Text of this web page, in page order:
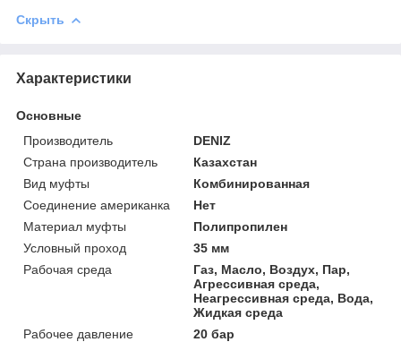
Скрыть
Характеристики
Основные
Производитель
DENIZ
Страна производитель
Казахстан
Вид муфты
Комбинированная
Соединение американка
Нет
Материал муфты
Полипропилен
Условный проход
35 мм
Рабочая среда
Газ, Масло, Воздух, Пар,
Агрессивная среда,
Неагрессивная среда, Вода,
Жидкая среда
Рабочее давление
20 бар